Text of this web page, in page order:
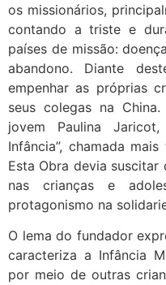
os missionários,
contando a triste e
países de missão:
abandono. Diante
empenhar as próprias
seus colegas na
jovem Paulina
Infância”, chamada
Esta Obra devia
nas crianças e
protagonismo na
O lema do fundador
caracteriza a Infância
por meio de outras